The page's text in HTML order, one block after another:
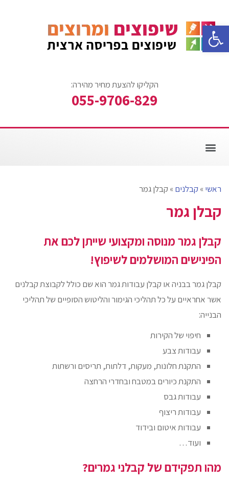
הקליקו להצעת מחיר מהירה:
055-9706-829
ראשי»קבלנים»קבלן גמר
קבלן גמר
קבלן גמר מנוסה ומקצועי שייתן לכם את
הפינישים המושלמים לשיפוץ!
קבלן גמר בבניה או קבלן עבודות גמר הוא שם כולל לקבוצת קבלנים
אשר אחראיים על כל תהליכי הגימור והליטוש הסופיים של תהליכי
הבנייה:
חיפוי של הקירות
עבודות צבע
התקנת חלונות, מעקות, דלתות, תריסים ורשתות
התקנת כיורים במטבח ובחדרי הרחצה
עבודות גבס
עבודות ריצוף
עבודות איטום ובידוד
ועוד…
מהו תפקידם של קבלני גמרים?
פתח סרגל נגישות